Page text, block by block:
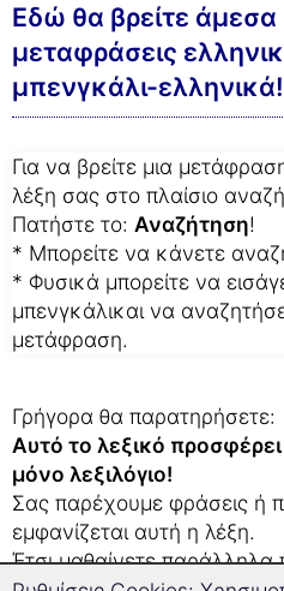
Εδώ θα βρείτε άμεσα
μεταφράσεις
μπενγκάλι-ελληνικά!
Για να βρείτε μια
λέξη σας στο πλαίσιο
Πατήστε το: Αναζήτηση!
* Μπορείτε να κάνετε
* Φυσικά μπορείτε να
μπενγκάλικαι να
μετάφραση.
Γρήγορα θα παρατηρήσετε:
Αυτό το λεξικό
μόνο λεξιλόγιο!
Σας παρέχουμε φράσεις ή
εμφανίζεται αυτή η λέξη.
Έτσι μαθαίνετε παράλληλα